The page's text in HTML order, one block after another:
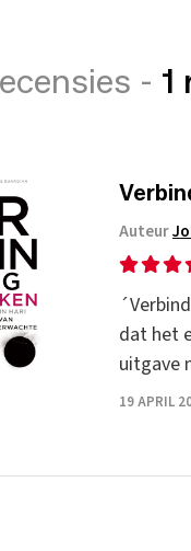
- 1
Auteur
dat het
uitgave
19 APRIL